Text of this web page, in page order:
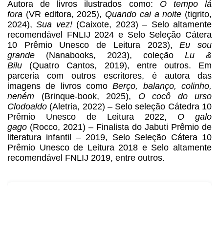
Autora de livros ilustrados como: O tempo lá
fora (VR editora, 2025), Quando cai a noite (tigrito,
2024), Sua vez! (Caixote, 2023) – Selo altamente
recomendável FNLIJ 2024 e Selo Seleção Cátera
10 Prêmio Unesco de Leitura 2023), Eu sou
grande (Nanabooks, 2023), coleção Lu &
Bilu (Quatro Cantos, 2019), entre outros. Em
parceria com outros escritores, é autora das
imagens de livros como Berço, balanço, colinho,
neném (Brinque-book, 2025), O cocô do urso
Clodoaldo (Aletria, 2022) – Selo seleção Cátedra 10
Prêmio Unesco de Leitura 2022, O galo
gago (Rocco, 2021) – Finalista do Jabuti Prêmio de
literatura infantil – 2019, Selo Seleção Cátera 10
Prêmio Unesco de Leitura 2018 e Selo altamente
recomendável FNLIJ 2019, entre outros.